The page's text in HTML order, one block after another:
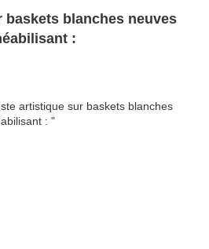
baskets blanches neuves
: